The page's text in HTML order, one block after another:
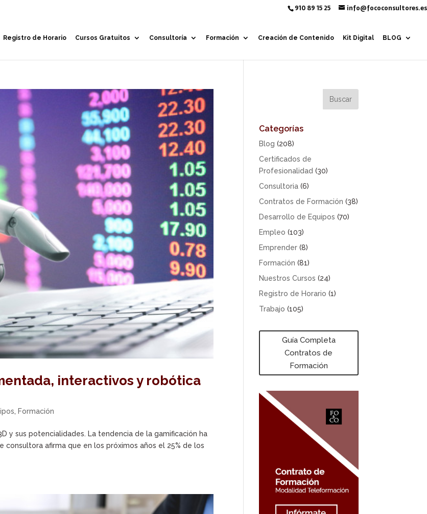
910 89 15 25 info@fococonsultores.es
Registro de Horario Cursos Gratuitos Consultoría Formación Creación de Contenido Kit Digital BLOG
interactivos y robótica
, Formación
y sus potencialidades. La tendencia de la gamificación ha
afirma que en los próximos años el 25% de los
Categorías
Blog (208)
Certificados de
Profesionalidad (30)
Consultoria (6)
Contratos de Formación (38)
Desarrollo de Equipos (70)
Empleo (103)
Emprender (8)
Formación (81)
Nuestros Cursos (24)
Registro de Horario (1)
Trabajo (105)
Guía Completa
Contratos de
Formación